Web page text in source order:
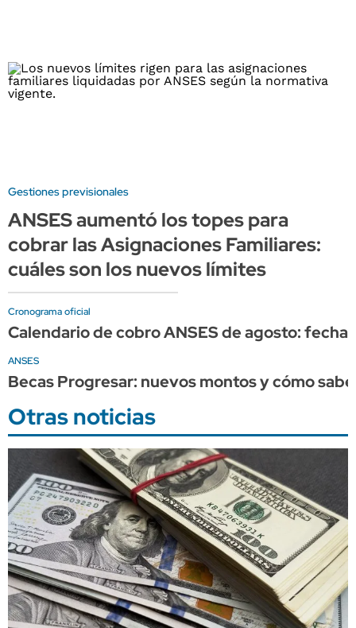
Gestiones previsionales
ANSES aumentó los topes para
cobrar las Asignaciones Familiares:
cuáles son los nuevos límites
Cronograma oficial
Calendario de cobro ANSES de agosto:
ANSES
Becas Progresar: nuevos montos y cómo
Otras noticias